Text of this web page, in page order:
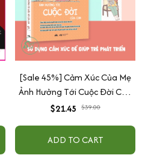
[Sale 45%] Cảm Xúc Của Mẹ
Ảnh Hưởng Tới Cuộc Đời Của
Con
$21.45 $39.00
ADD TO CART